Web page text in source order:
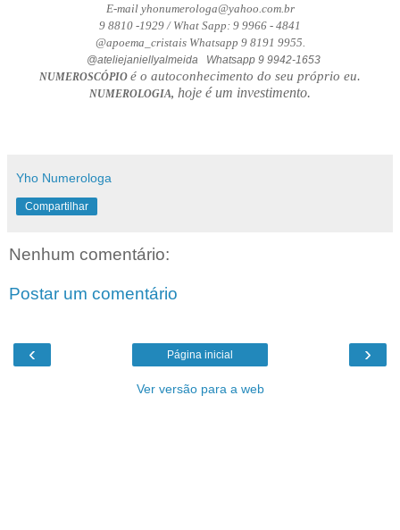
E-mail yhonumerologa@yahoo.com.br
9 8810 -1929 / What Sapp: 9 9966 - 4841
@apoema_cristais Whatsapp 9 8191 9955.
@ateliejaniellyalmeida Whatsapp 9 9942-1653
NUMEROSCÓPIO é o autoconhecimento do seu próprio eu.
NUMEROLOGIA, hoje é um investimento.
Yho Numerologa
Compartilhar
Nenhum comentário:
Postar um comentário
‹ ›
Página inicial
Ver versão para a web